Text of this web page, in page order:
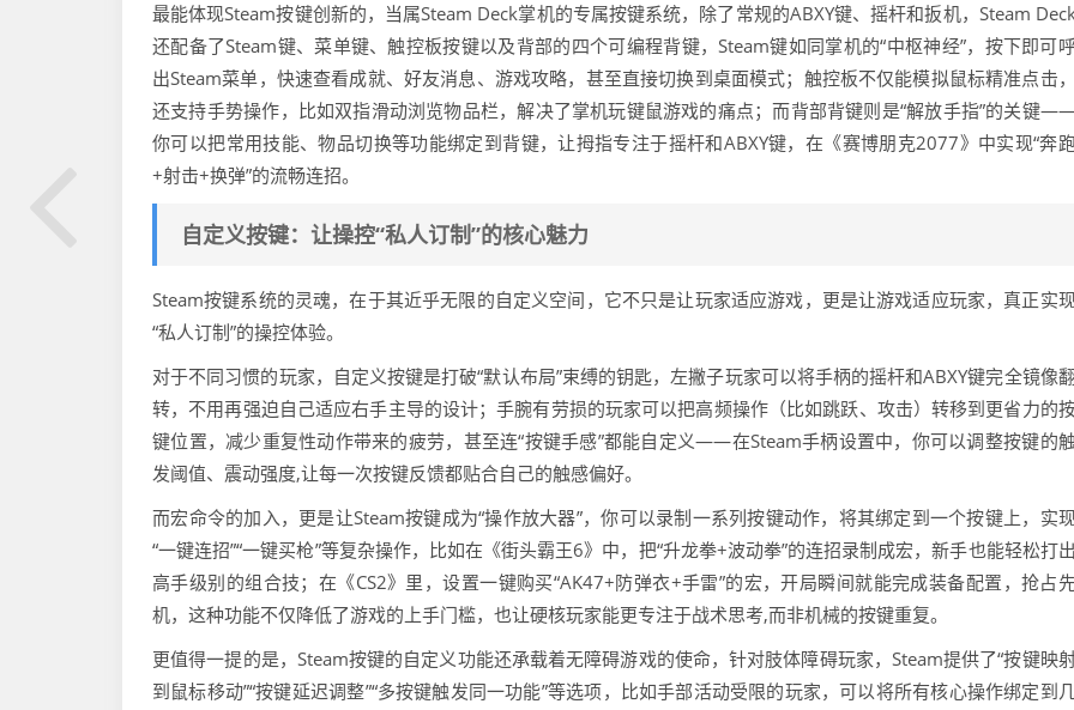
最能体现Steam按键创新的，当属Steam Deck掌机的专属按键系统，除了常规的ABXY键、摇杆和扳机，Steam
还配备了Steam键、菜单键、触控板按键以及背部的四个可编程背键，Steam键如同掌机的“中枢神经”，按下即可
出Steam菜单，快速查看成就、好友消息、游戏攻略，甚至直接切换到桌面模式；触控板不仅能模拟鼠标精准点击，
还支持手势操作，比如双指滑动浏览物品栏，解决了掌机玩键鼠游戏的痛点；而背部背键则是“解放手指”的关键
你可以把常用技能、物品切换等功能绑定到背键，让拇指专注于摇杆和ABXY键，在《赛博朋克2077》中实现“奔
+射击+换弹”的流畅连招。
自定义按键：让操控“私人订制”的核心魅力
Steam按键系统的灵魂，在于其近乎无限的自定义空间，它不只是让玩家适应游戏，更是让游戏适应玩家，真正实
“私人订制”的操控体验。
对于不同习惯的玩家，自定义按键是打破“默认布局”束缚的钥匙，左撇子玩家可以将手柄的摇杆和ABXY键完全镜像翻
转，不用再强迫自己适应右手主导的设计；手腕有劳损的玩家可以把高频操作（比如跳跃、攻击）转移到更省力的
键位置，减少重复性动作带来的疲劳，甚至连“按键手感”都能自定义——在Steam手柄设置中，你可以调整按键的触
发阈值、震动强度,让每一次按键反馈都贴合自己的触感偏好。
而宏命令的加入，更是让Steam按键成为“操作放大器”，你可以录制一系列按键动作，将其绑定到一个按键上，实
“一键连招”“一键买枪”等复杂操作，比如在《街头霸王6》中，把“升龙拳+波动拳”的连招录制成宏，新手也能轻松打出
高手级别的组合技；在《CS2》里，设置一键购买“AK47+防弹衣+手雷”的宏，开局瞬间就能完成装备配置，抢占
机，这种功能不仅降低了游戏的上手门槛，也让硬核玩家能更专注于战术思考,而非机械的按键重复。
更值得一提的是，Steam按键的自定义功能还承载着无障碍游戏的使命，针对肢体障碍玩家，Steam提供了“按键映
到鼠标移动”“按键延迟调整”“多按键触发同一功能”等选项，比如手部活动受限的玩家，可以将所有核心操作绑定到